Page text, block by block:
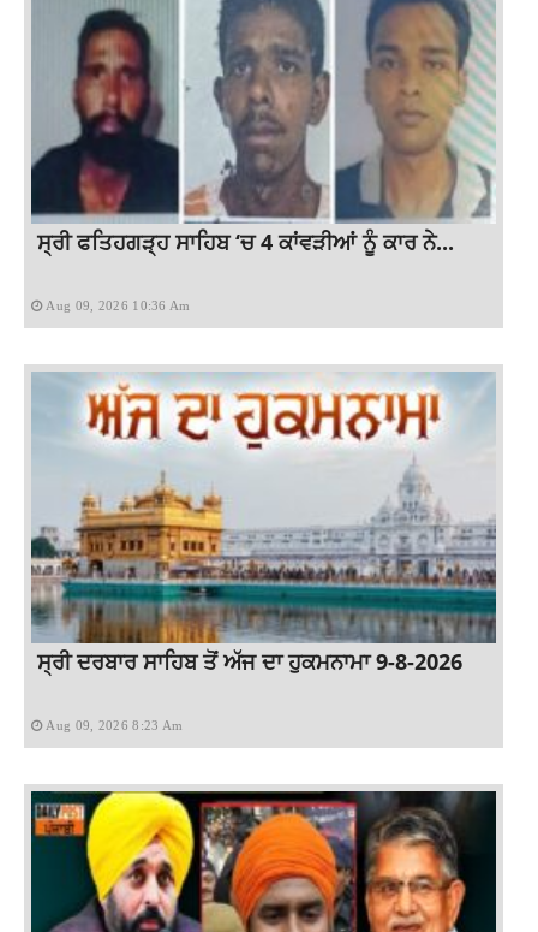
ਸ੍ਰੀ ਫਤਿਹਗੜ੍ਹ ਸਾਹਿਬ ‘ਚ 4 ਕਾਂਵੜੀਆਂ ਨੂੰ ਕਾਰ ਨੇ...
Aug 09, 2026 10:36 Am
ਸ੍ਰੀ ਦਰਬਾਰ ਸਾਹਿਬ ਤੋਂ ਅੱਜ ਦਾ ਹੁਕਮਨਾਮਾ 9-8-2026
Aug 09, 2026 8:23 Am